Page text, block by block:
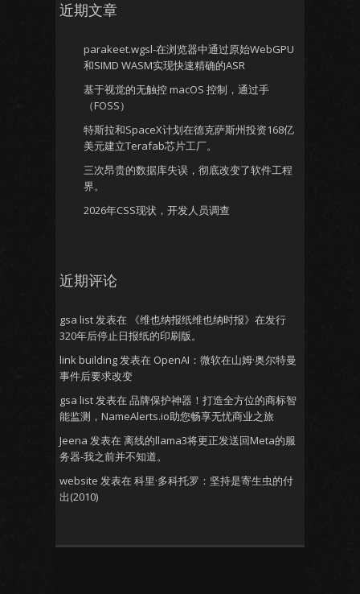
近期文章
parakeet.wgsl-在浏览器中通过原始WebGPU
和SIMD WASM实现快速精确的ASR
基于视觉的无触控 macOS 控制，通过手
（FOSS）
特斯拉和SpaceX计划在德克萨斯州投资168亿
美元建立Terafab芯片工厂。
三次昂贵的数据库失误，彻底改变了软件工程
界。
2026年CSS现状，开发人员调查
近期评论
gsa list发表在
《维也纳报纸维也纳时报》在发行
320年后停止日报纸的印刷版。
link building发表在 OpenAI：微软在山姆·奥尔特曼
事件后要求改变
gsa list发表在 品牌保护神器！打造全方位的商标智
能监测，NameAlerts.io助您畅享无忧商业之旅
Jeena 发表在 离线的llama3将更正发送回Meta的服
务器-我之前并不知道。
website 发表在 科里·多科托罗：坚持是寄生虫的付
出(2010)